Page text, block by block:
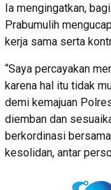
Ia mengingatkan,
Prabumulih
kerja sama serta
“Saya percayakan
karena hal itu tidak
demi kemajuan
diemban dan
berkordinasi
kesolidan, antar